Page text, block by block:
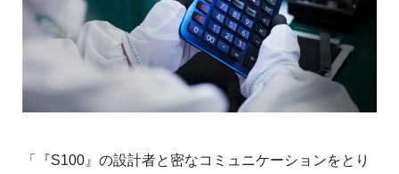
「『S100』の設計者と密なコミュニケーションをとり